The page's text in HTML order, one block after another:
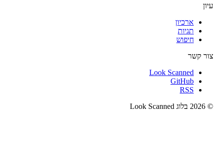
עיון
ארכיון
תגיות
חיפוש
צור קשר
Look Scanned
GitHub
RSS
© 2026 בלוג Look Scanned